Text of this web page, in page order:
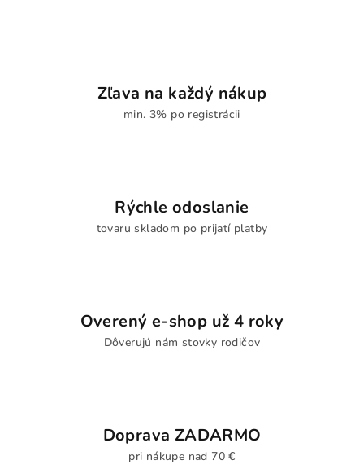
Zľava na každý nákup
min. 3% po registrácii
Rýchle odoslanie
tovaru skladom po prijatí platby
Overený e-shop už 4 roky
Dôverujú nám stovky rodičov
Doprava ZADARMO
pri nákupe nad 70 €